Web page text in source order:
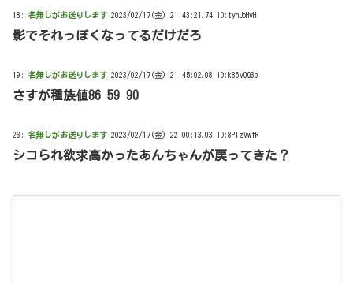
18: 名無しがお送りします 2023/02/17(金) 21:43:21.74 ID:tynJoHvH
影でそれっぽくなってるだけだろ
19: 名無しがお送りします 2023/02/17(金) 21:45:02.08 ID:k86v0Q3p
さすが種族値86 59 90
23: 名無しがお送りします 2023/02/17(金) 22:00:13.03 ID:8PTzVwfR
シコられ欲求高かったあんちゃんが戻ってきた？